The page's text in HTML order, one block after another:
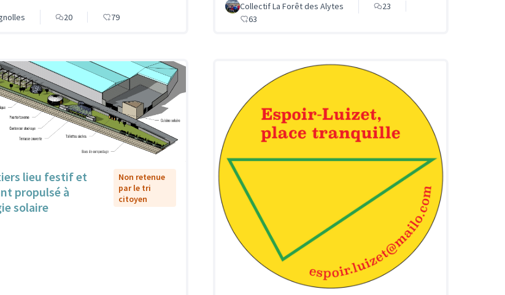
20 79
Collectif La Forêt des Alytes
23
63
lieu festif et
propulsé à
solaire
Non retenue
par le tri
citoyen